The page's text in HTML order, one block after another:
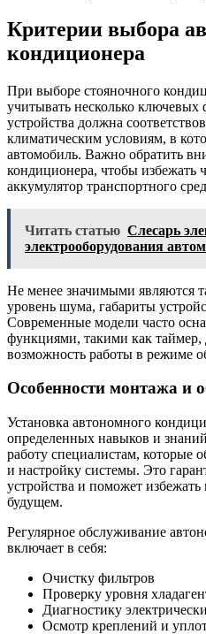
Критерии выбора
кондиционера
При выборе стояночного
учитывать несколько
устройства должна
климатическим условиям, в
автомобиль. Важно обратить
кондиционера, чтобы избежать
аккумулятор транспортного
Читать статью Слесарь
электрооборудования
Не менее значимыми являются
уровень шума, габариты
Современные модели часто
функциями, такими как таймер,
возможность работы в режиме
Особенности монтажа и
Установка автономного
определенных навыков и
работу специалистам, которые
и настройку системы. Это
устройства и поможет
будущем.
Регулярное обслуживание
включает в себя:
Очистку фильтров
Проверку уровня
Диагностику
Осмотр креплений и